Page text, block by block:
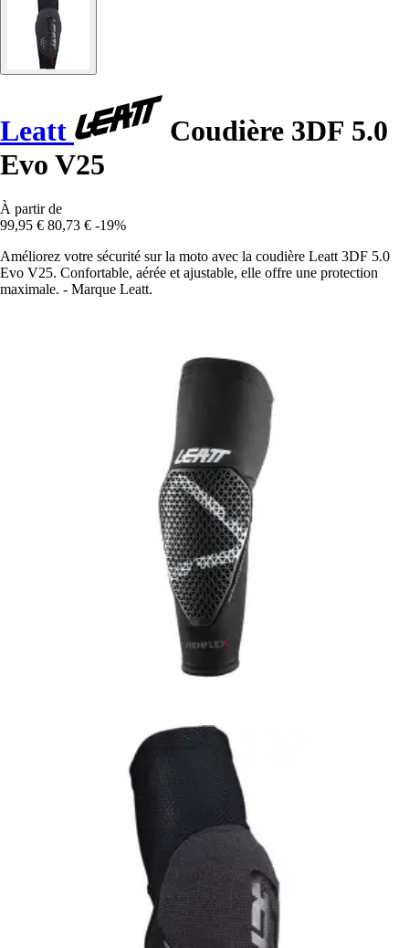
Leatt
Coudière 3DF 5.0
Evo V25
À partir de
99,95 € 80,73 € -19%
Améliorez votre sécurité sur la moto avec la coudière Leatt 3DF 5.0
Evo V25. Confortable, aérée et ajustable, elle offre une protection
maximale. - Marque Leatt.